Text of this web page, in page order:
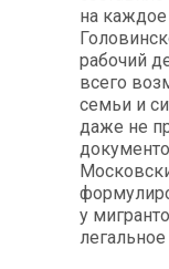
на каждое
рабочий
всего
семьи и
даже не
у